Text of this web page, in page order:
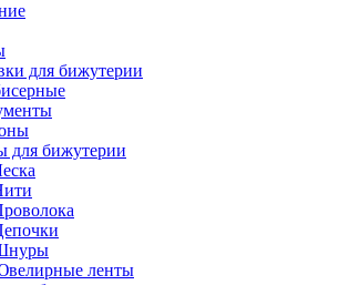
для бижутерии
для бижутерии
ленты